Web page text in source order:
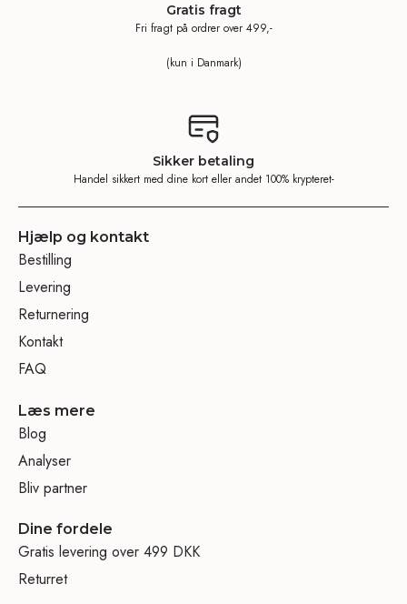
Gratis fragt
Fri fragt på ordrer over 499,-
(kun i Danmark)
Sikker betaling
Handel sikkert med dine kort eller andet 100% krypteret-
Hjælp og kontakt
Bestilling
Levering
Returnering
Kontakt
FAQ
Læs mere
Blog
Analyser
Bliv partner
Dine fordele
Gratis levering over 499 DKK
Returret